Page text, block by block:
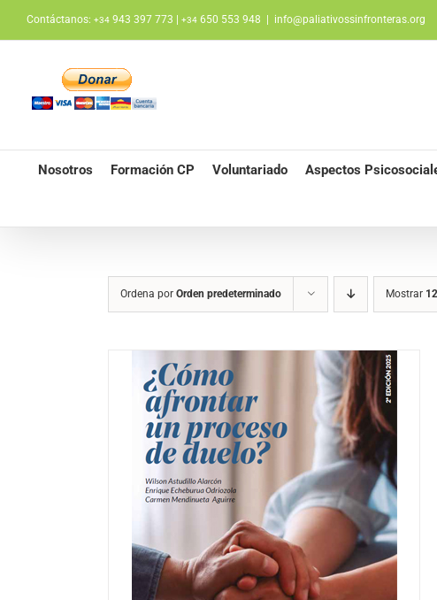
contenido
Contáctanos: +34 943 397 773 | +34 650 553 948 info@paliativossinfronteras.org
Nosotros Formación CP Voluntariado Aspectos
Ordena por Orden predeterminado Mostrar